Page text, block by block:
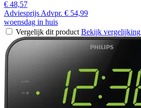
€ 48,57
Adviesprijs Advpr. € 54,99
woensdag in huis
Vergelijk dit product Bekijk vergelijking